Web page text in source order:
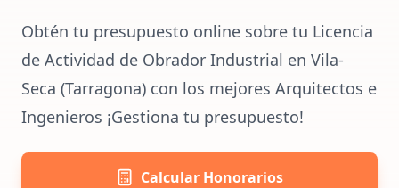
Obtén tu presupuesto online sobre tu Licencia
de Actividad de Obrador Industrial en Vila-
Seca (Tarragona) con los mejores Arquitectos e
Ingenieros ¡Gestiona tu presupuesto!
Calcular Honorarios